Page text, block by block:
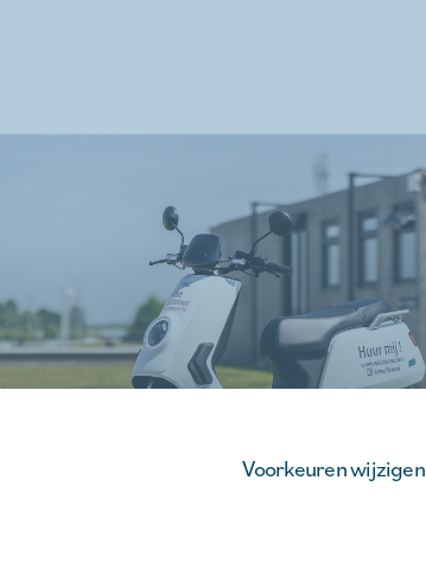
Les scooters électriques Kinrooi
Voorkeuren wijzigen